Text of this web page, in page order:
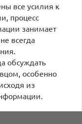
все усилия к
процесс
занимает
всегда
обсуждать
особенно
из